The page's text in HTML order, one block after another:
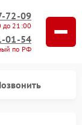
72-09
до 21:00
01-54
по РФ